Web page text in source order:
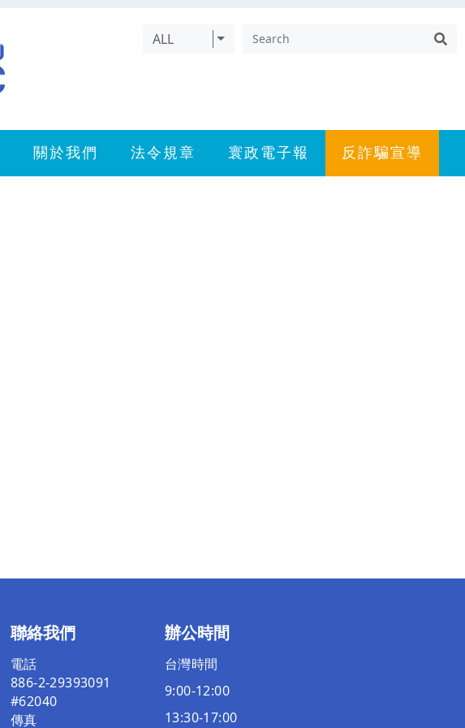
ALL
關於我們 法令規章 寰政電子報 反詐騙宣導
聯絡我們
電話
886-2-29393091
#62040
傳真
辦公時間
台灣時間
9:00-12:00
13:30-17:00